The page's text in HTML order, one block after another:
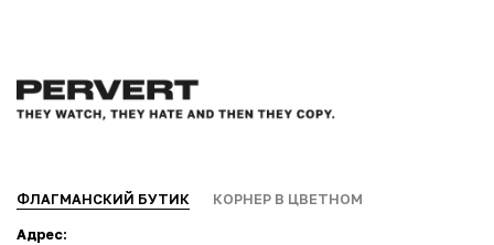
ФЛАГМАНСКИЙ БУТИК КОРНЕР В ЦВЕТНОМ
Адрес: